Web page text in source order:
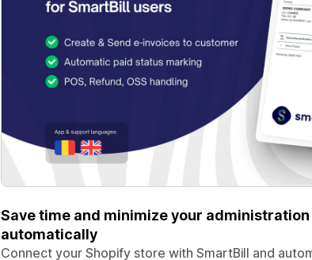
Save time and minimize your
automatically
Connect your Shopify store with SmartBill and